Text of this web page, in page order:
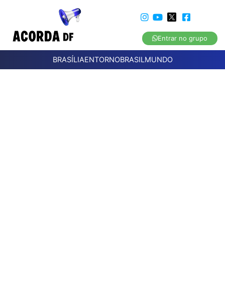
Entrar no grupo
BRASÍLIAENTORNOBRASILMUNDO